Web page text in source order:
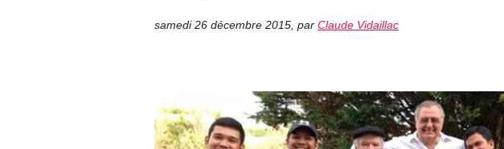
samedi 26 décembre 2015 par Claude Vidaillac